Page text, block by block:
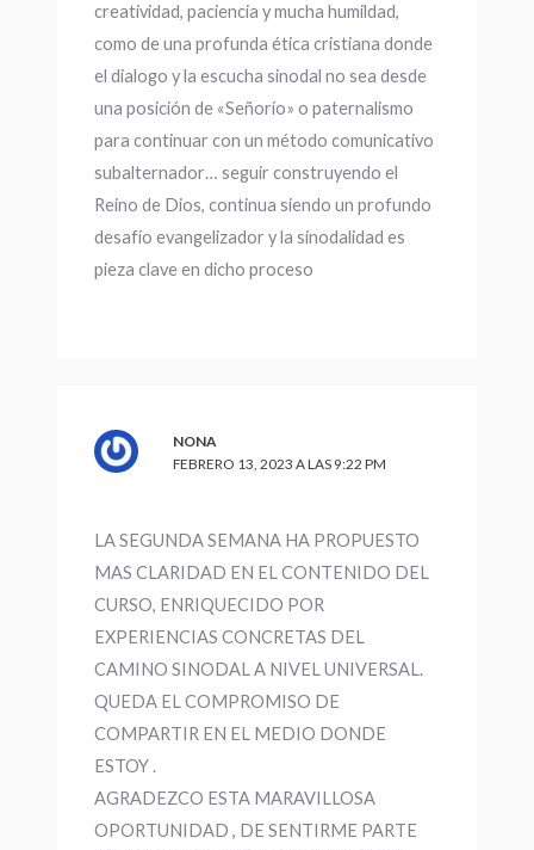
creatividad, paciencia y mucha humildad,
como de una profunda ética cristiana donde
el dialogo y la escucha sinodal no sea desde
una posición de «Señorío» o paternalismo
para continuar con un método comunicativo
subalternador… seguir construyendo el
Reino de Dios, continua siendo un profundo
desafío evangelizador y la sinodalidad es
pieza clave en dicho proceso
NONA
FEBRERO 13, 2023 A LAS 9:22 PM
LA SEGUNDA SEMANA HA PROPUESTO
MAS CLARIDAD EN EL CONTENIDO DEL
CURSO, ENRIQUECIDO POR
EXPERIENCIAS CONCRETAS DEL
CAMINO SINODAL A NIVEL UNIVERSAL.
QUEDA EL COMPROMISO DE
COMPARTIR EN EL MEDIO DONDE
ESTOY .
AGRADEZCO ESTA MARAVILLOSA
OPORTUNIDAD , DE SENTIRME PARTE